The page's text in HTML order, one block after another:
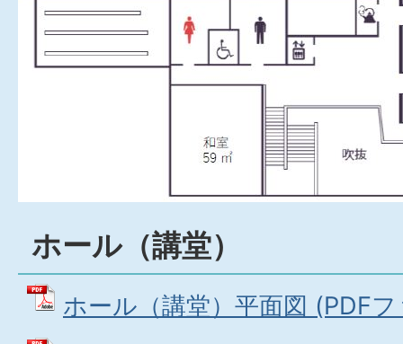
ホール（講堂）
ホール（講堂）平面図 (PDF